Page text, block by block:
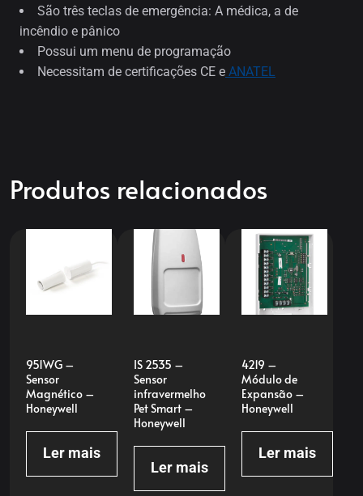
São três teclas de emergência: A médica, a de
incêndio e pânico
Possui um menu de programação
Necessitam de certificações CE e ANATEL
Produtos relacionados
951WG –
Sensor
Magnético –
Honeywell
Ler mais
IS 2535 –
Sensor
infravermelho
Pet Smart –
Honeywell
Ler mais
4219 –
Módulo de
Expansão –
Honeywell
Ler mais